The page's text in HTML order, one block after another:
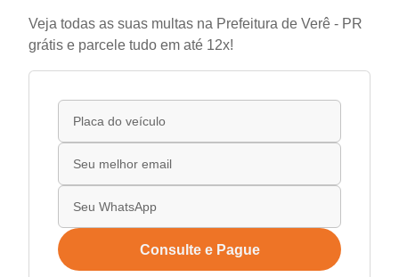
Veja todas as suas multas na Prefeitura de Verê - PR
grátis e parcele tudo em até 12x!
Consulte e Pague